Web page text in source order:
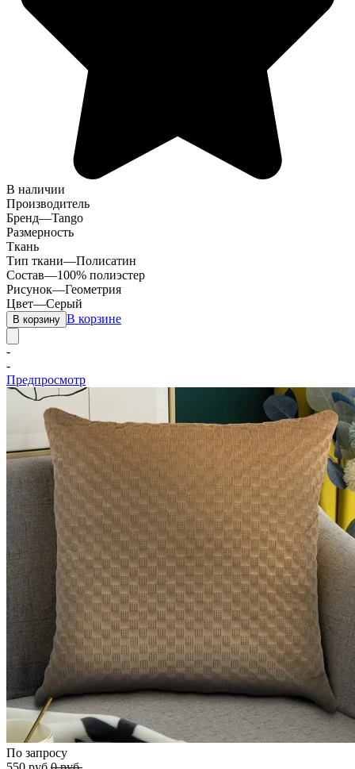
В наличии
Производитель
Бренд—Tango
Размерность
Ткань
Тип ткани—Полисатин
Состав—100% полиэстер
Рисунок—Геометрия
Цвет—Серый
В корзину В корзине
-
-
Предпросмотр
По запросу